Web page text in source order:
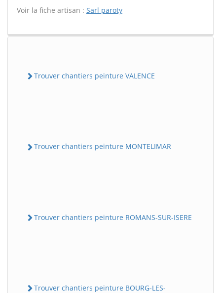
Voir la fiche artisan : Sarl paroty
Trouver chantiers peinture VALENCE
Trouver chantiers peinture MONTELIMAR
Trouver chantiers peinture ROMANS-SUR-ISERE
Trouver chantiers peinture BOURG-LES-